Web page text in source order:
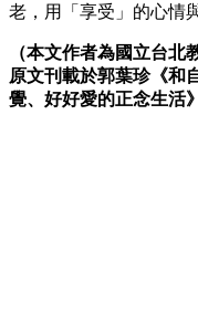
老，用「享受」的心情
（本文作者為國立台北
原文刊載於郭葉珍《和
覺、好好愛的正念生活